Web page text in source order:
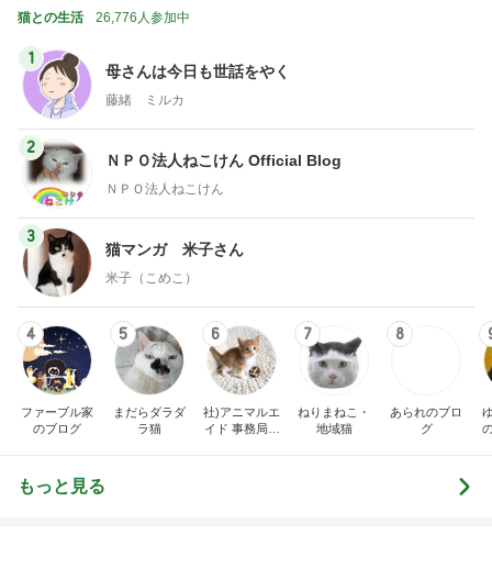
猫との生活 26,776人参加中
1
母さんは今日も世話をやく
藤緒 ミルカ
2
ＮＰＯ法人ねこけん Official Blog
ＮＰＯ法人ねこけん
3
猫マンガ 米子さん
米子（こめこ）
4
ファーブル家
のブログ
5
まだらダラダ
ラ猫
6
社)アニマルエ
イド 事務局＆
7
ねりまねこ・
地域猫
8
あられのブロ
グ
もっと見る